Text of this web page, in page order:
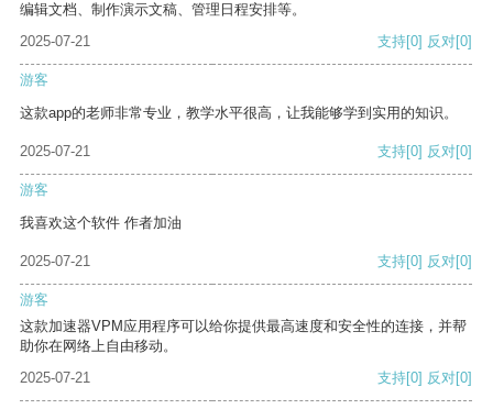
编辑文档、制作演示文稿、管理日程安排等。
2025-07-21
支持[0] 反对[0]
游客
这款app的老师非常专业，教学水平很高，让我能够学到实用的知识。
2025-07-21 支持[0] 反对[0]
游客
我喜欢这个软件 作者加油
2025-07-21 支持[0] 反对[0]
游客
这款加速器VPM应用程序可以给你提供最高速度和安全性的连接，并帮
助你在网络上自由移动。
2025-07-21
支持[0] 反对[0]